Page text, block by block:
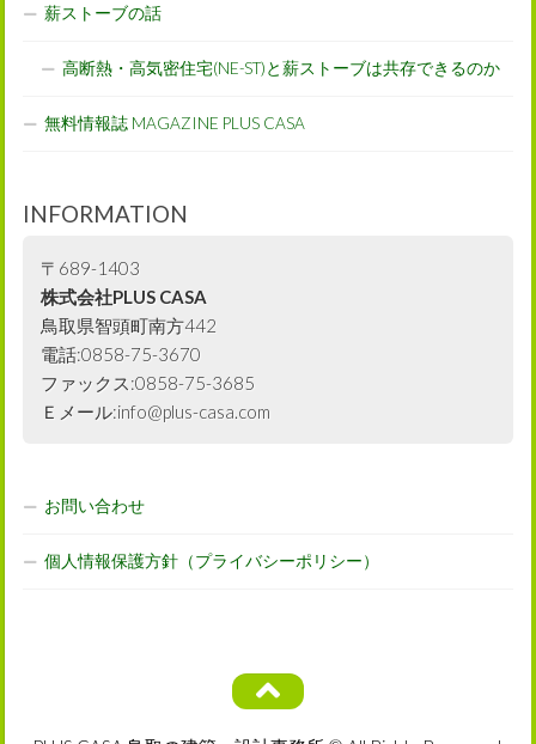
薪ストーブの話
高断熱・高気密住宅(NE-ST)と薪ストーブは共存できるのか
無料情報誌 MAGAZINE PLUS CASA
INFORMATION
〒689-1403
株式会社PLUS CASA
鳥取県智頭町南方442
電話:0858-75-3670
ファックス:0858-75-3685
Ｅメール:info@plus-casa.com
お問い合わせ
個人情報保護方針（プライバシーポリシー）